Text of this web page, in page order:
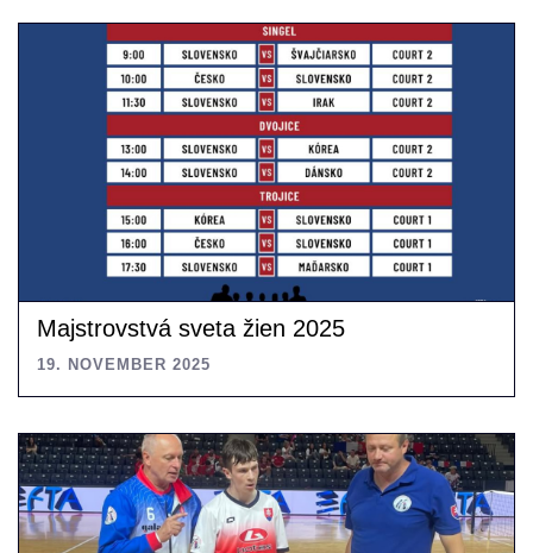
Majstrovstvá sveta žien 2025
19. NOVEMBER 2025